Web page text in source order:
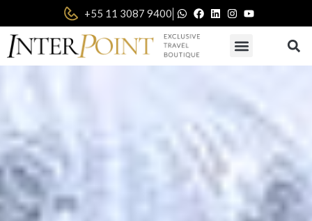
+55 11 3087 9400|